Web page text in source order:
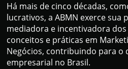
Há mais de cinco décadas,
lucrativos, a ABMN exerce sua
mediadora e incentivadora
conceitos e práticas em
Negócios, contribuindo para o
empresarial no Brasil.